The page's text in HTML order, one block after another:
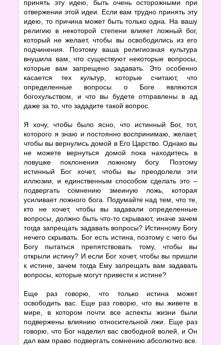
принять эту идею, быть очень осторожными при
отвержении этой идеи. Если вам трудно принять эту
идею, то причина может быть только одна. На вашу
религию в некоторой степени влияет ложный бог,
который не желает, чтобы вы освободились из его
подчинения. Поэтому ваша религиозная культура
внушила вам, что существуют некоторые вопросы,
которые вам запрещено задавать. Это особенно
касается тех культур, которые считают, что
определенные вопросы о Боге являются
богохульством, и что вы будете отправлены в ад
даже за то, что зададите такой вопрос.
Я хочу, чтобы было ясно, что истинный Бог, тот,
которого я знаю и постоянно воспринимаю, желает,
чтобы вы вернулись домой в Его Царство. Однако вы
не можете вернуться домой пока находитесь в
ловушке поклонения ложному богу. Поэтому
истинный Бог хочет, чтобы вы преодолели эти
иллюзии, и единственным способом сделать это –
подвергать сомнению змеиную ложь, которая
усиливает ложного бога. Подумайте над тем, что те,
кто не хочет, чтобы вы задавали определенные
вопросы, должно быть что-то скрывают, иначе зачем
тогда запрещать задавать вопросы? Истинному Богу
нечего скрывать. Бог есть истина, поэтому с чего бы
Богу пытаться препятствовать тому, чтобы вы
открыли истину? И если Бог хочет, чтобы вы пришли
к истине, зачем тогда Ему запрещать вам задавать
вопросы, которые могут привести к истине?
Еще раз говорю, что только истина может
освободить вас. Еще раз говорю, что вы живете в
мире, в котором почти все аспекты жизни были
подвержены влиянию относительной лжи. Еще раз
говорю, что Бог наделил вас свободной волей, и Он
дал вам право подвергать сомнению абсолютно все.